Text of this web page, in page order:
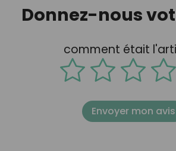
Donnez-nous
comment était
Envoyer mon avis